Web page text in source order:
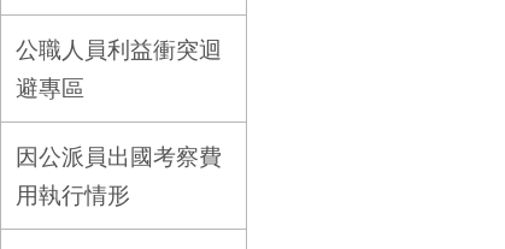
公職人員利益衝突迴
避專區
因公派員出國考察費
用執行情形